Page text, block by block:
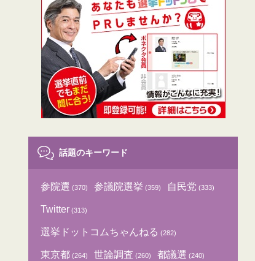
話題のキーワード
参院選 (370) 参議院選挙 (359) 自民党 (333)
Twitter (313)
選挙ドットコムちゃんねる (282)
東京都 (264) 世論調査 (260) 都議選 (240)